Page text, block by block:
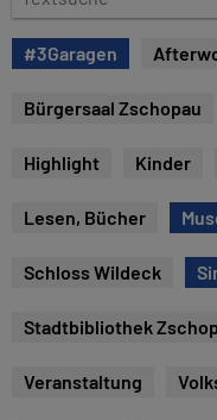
m
e
x
t
#3Garagen
Bürgersaal Zschopau
Highlight Kinder
Lesen, Bücher
Schloss Wildeck
Stadtbibliothek
Veranstaltung